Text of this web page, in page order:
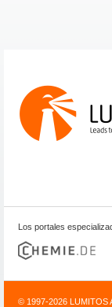
Los portales
© 1997-2026 LUMITOS